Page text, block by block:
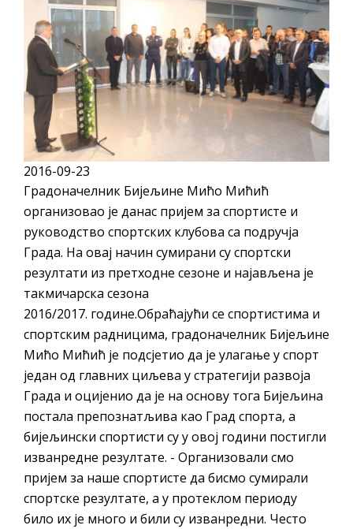
ДОДАТАК ЗА ДЕМОБИЛИСАНЕ БОРЦЕ
ВОЈСКЕ РЕПУБЛИКЕ СРПСКЕ У СТАЊУ
СОЦИЈАЛНЕ ПОТРЕБЕ
ЈАВНИ ПОЗИВ ЗА НАЈЉЕПШЕ УРЕЂЕНО
ДВОРИШТЕ ИНДИВИДУАЛНИХ
ДОМАЋИНСТАВА, ДВОРИШТЕ
ЗАЈЕДНИЦА ЕТАЖНИХ ВЛАСНИКА И ЈАВНИ
ТЕРИТОРИЈИ ГРАДА БИЈЕЉИНА
Обавјештење за предузетника - Гојко
Богуновић
Oд 27. јула пријем захтјева за новчану
помоћ за набавку школског прибора
основцима
Обрасци захтјева за регресирано
гориво доступни од 13. марта до 15.
новембра
Захтјев за издавање ПОНОСНЕ КАРТИЦЕ
Обавјештење за предузетника - Вера
Ујић
ЈАВНИ ПОЗИВ ЗА ПРИЈАВУ
НЕПРОПИСНОГ ОДЛАГАЊА ОТПАДА УЗ
ДОДЈЕЛУ ФИНАНСИЈСКЕ НАГРАДЕ
2016-09-23
Градоначелник Бијељине Мићо Мићић
организовао је данас пријем за спортисте и
руководство спортских клубова са подручја
Града. На овај начин сумирани су спортски
резултати из претходне сезоне и најављена је
такмичарска сезона
2016/2017. године.Обраћајући се спортистима и
спортским радницима, градоначелник Бијељине
Мићо Мићић је подсјетио да је улагање у спорт
један од главних циљева у стратегији развоја
Града и оцијенио да је на основу тога Бијељина
постала препознатљива као Град спорта, а
бијељински спортисти су у овој години постигли
изванредне резултате. - Организовали смо
пријем за наше спортисте да бисмо сумирали
спортске резултате, а у протеклом периоду
било их је много и били су изванредни. Често